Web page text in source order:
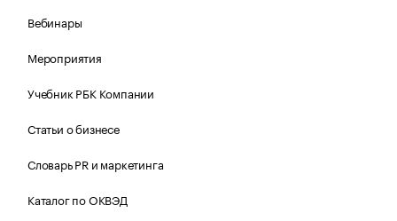
Вебинары
Мероприятия
Учебник РБК Компании
Статьи о бизнесе
Словарь PR и маркетинга
Каталог по ОКВЭД